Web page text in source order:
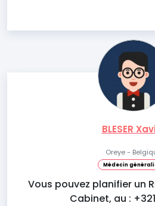
BLESER
Oreye -
Médecin
Vous pouvez planifier un
Cabinet, au :